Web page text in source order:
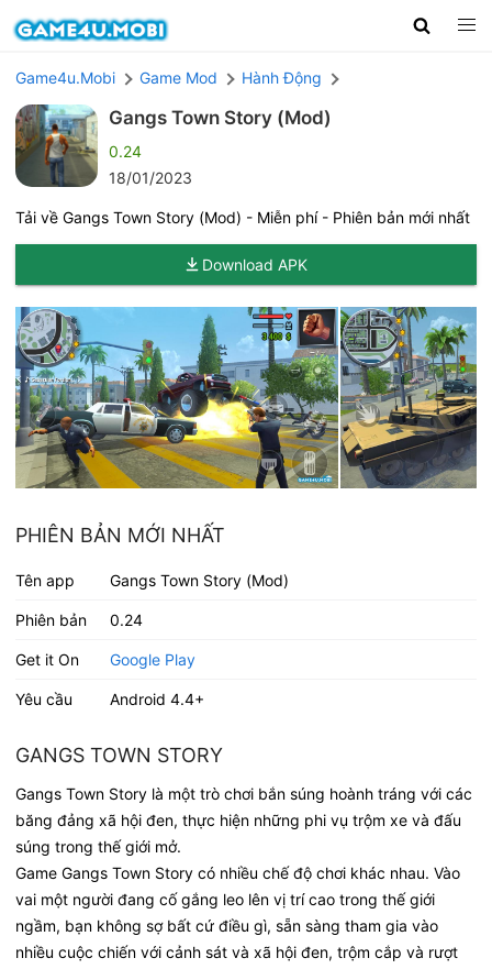
Game4u.Mobi Game Mod Hành Động
Gangs Town Story (Mod)
0.24
18/01/2023
Tải về Gangs Town Story (Mod) - Miễn phí - Phiên bản mới nhất
Download APK
PHIÊN BẢN MỚI NHẤT
Tên app Gangs Town Story (Mod)
Phiên bản 0.24
Get it On Google Play
Yêu cầu Android 4.4+
GANGS TOWN STORY
Gangs Town Story là một trò chơi bắn súng hoành tráng với các
băng đảng xã hội đen, thực hiện những phi vụ trộm xe và đấu
súng trong thế giới mở.
Game Gangs Town Story có nhiều chế độ chơi khác nhau. Vào
vai một người đang cố gắng leo lên vị trí cao trong thế giới
ngầm, bạn không sợ bất cứ điều gì, sẵn sàng tham gia vào
nhiều cuộc chiến với cảnh sát và xã hội đen, trộm cắp và rượt